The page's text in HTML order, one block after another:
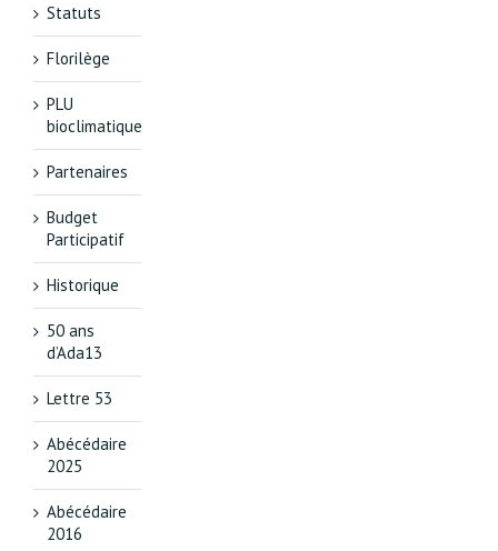
Statuts
Florilège
PLU
bioclimatique
Partenaires
Budget
Participatif
Historique
50 ans
d’Ada13
Lettre 53
Abécédaire
2025
Abécédaire
2016